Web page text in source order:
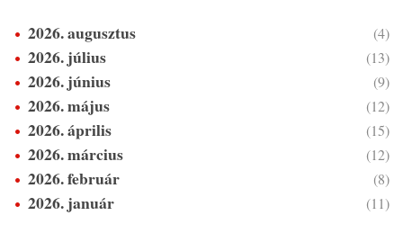
2026. augusztus (4)
2026. július (13)
2026. június (9)
2026. május (12)
2026. április (15)
2026. március (12)
2026. február (8)
2026. január (11)